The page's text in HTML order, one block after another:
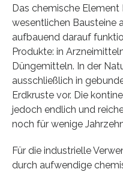
Das chemische Element
wesentlichen Bausteine
aufbauend darauf
Produkte: in
Düngemitteln. In der
ausschließlich in
Erdkruste vor. Die
jedoch endlich und
noch für wenige
Für die industrielle
durch aufwendige